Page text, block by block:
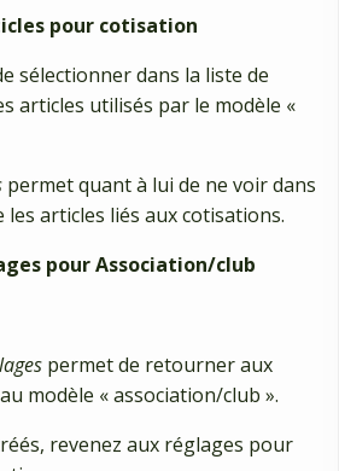
pour cotisation
sélectionner dans la liste de
articles utilisés par le modèle «
permet quant à lui de ne voir dans
les articles liés aux cotisations.
pour Association/club
permet de retourner aux
modèle « association/club ».
revenez aux réglages pour